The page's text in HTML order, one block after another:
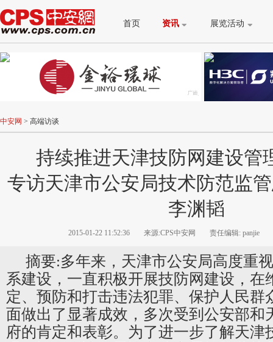
首页 资讯 展览活动
中安网 > 高端访谈
持续推进天津技防网建设管
专访天津市公安局技术防范监
李渊韬
2015-01-22 11:52:36 来源:CPS中安网 责任编辑: panjie
摘要:多年来，天津市公安局高度重
系建设，一直积极开展技防网建设，在
定、预防和打击违法犯罪、保护人民群
面做出了显著成效，多次受到公安部和
府的肯定和表彰。为了进一步了解天津